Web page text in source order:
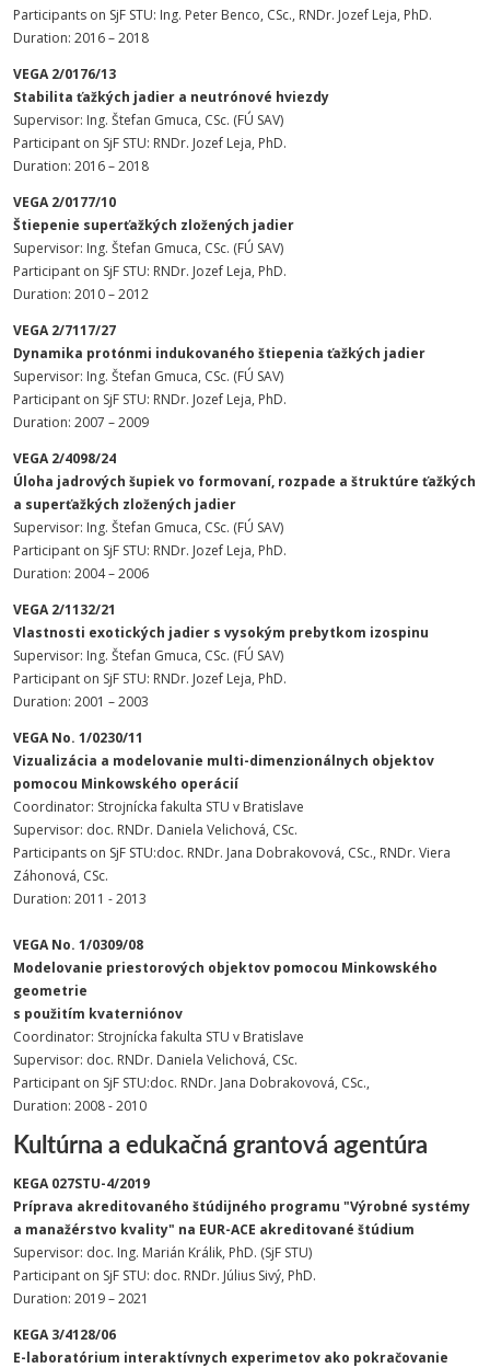
Participants on SjF STU: Ing. Peter Benco, CSc., RNDr. Jozef Leja, PhD.
Duration: 2016 – 2018
VEGA 2/0176/13
Stabilita ťažkých jadier a neutrónové hviezdy
Supervisor: Ing. Štefan Gmuca, CSc. (FÚ SAV)
Participant on SjF STU: RNDr. Jozef Leja, PhD.
Duration: 2016 – 2018
VEGA 2/0177/10
Štiepenie superťažkých zložených jadier
Supervisor: Ing. Štefan Gmuca, CSc. (FÚ SAV)
Participant on SjF STU: RNDr. Jozef Leja, PhD.
Duration: 2010 – 2012
VEGA 2/7117/27
Dynamika protónmi indukovaného štiepenia ťažkých jadier
Supervisor: Ing. Štefan Gmuca, CSc. (FÚ SAV)
Participant on SjF STU: RNDr. Jozef Leja, PhD.
Duration: 2007 – 2009
VEGA 2/4098/24
Úloha jadrových šupiek vo formovaní, rozpade a štruktúre ťažkých
a superťažkých zložených jadier
Supervisor: Ing. Štefan Gmuca, CSc. (FÚ SAV)
Participant on SjF STU: RNDr. Jozef Leja, PhD.
Duration: 2004 – 2006
VEGA 2/1132/21
Vlastnosti exotických jadier s vysokým prebytkom izospinu
Supervisor: Ing. Štefan Gmuca, CSc. (FÚ SAV)
Participant on SjF STU: RNDr. Jozef Leja, PhD.
Duration: 2001 – 2003
VEGA No. 1/0230/11
Vizualizácia a modelovanie multi-dimenzionálnych objektov
pomocou Minkowského operácií
Coordinator: Strojnícka fakulta STU v Bratislave
Supervisor: doc. RNDr. Daniela Velichová, CSc.
Participants on SjF STU:doc. RNDr. Jana Dobrakovová, CSc., RNDr. Viera
Záhonová, CSc.
Duration: 2011 - 2013
VEGA No. 1/0309/08
Modelovanie priestorových objektov pomocou Minkowského
geometrie
s použitím kvaterniónov
Coordinator: Strojnícka fakulta STU v Bratislave
Supervisor: doc. RNDr. Daniela Velichová, CSc.
Participant on SjF STU:doc. RNDr. Jana Dobrakovová, CSc.,
Duration: 2008 - 2010
Kultúrna a edukačná grantová agentúra
KEGA 027STU-4/2019
Príprava akreditovaného štúdijného programu "Výrobné systémy
a manažérstvo kvality" na EUR-ACE akreditované štúdium
Supervisor: doc. Ing. Marián Králik, PhD. (SjF STU)
Participant on SjF STU: doc. RNDr. Július Sivý, PhD.
Duration: 2019 – 2021
KEGA 3/4128/06
E-laboratórium interaktívnych experimetov ako pokračovanie